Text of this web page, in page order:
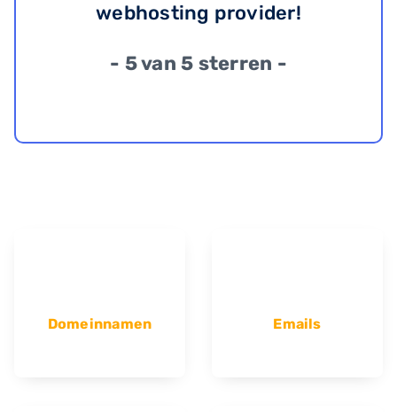
webhosting provider!
- 5 van 5 sterren -
Domeinnamen Emails